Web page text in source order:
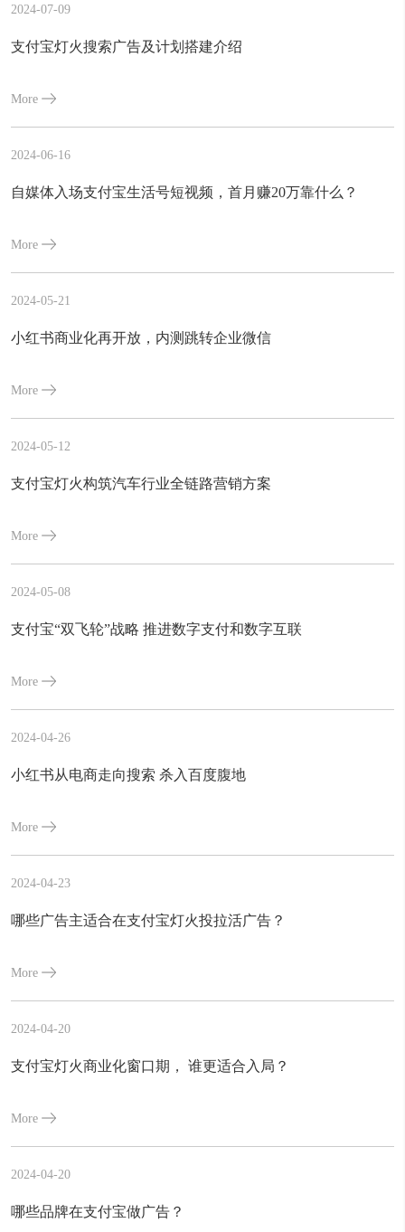
2024-07-09
支付宝灯火搜索广告及计划搭建介绍
More
2024-06-16
自媒体入场支付宝生活号短视频，首月赚20万靠什么？
More
2024-05-21
小红书商业化再开放，内测跳转企业微信
More
2024-05-12
支付宝灯火构筑汽车行业全链路营销方案
More
2024-05-08
支付宝“双飞轮”战略 推进数字支付和数字互联
More
2024-04-26
小红书从电商走向搜索 杀入百度腹地
More
2024-04-23
哪些广告主适合在支付宝灯火投拉活广告？
More
2024-04-20
支付宝灯火商业化窗口期， 谁更适合入局？
More
2024-04-20
哪些品牌在支付宝做广告？